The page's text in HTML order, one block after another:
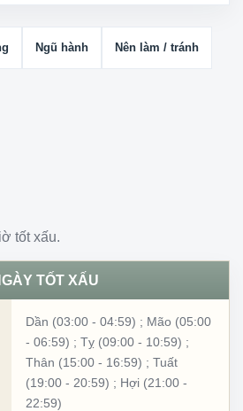
Ngũ hành Nên làm / tránh
tốt xấu.
TỐT XẤU
Dần (03:00 - 04:59) ; Mão (05:00
- 06:59) ; Tỵ (09:00 - 10:59) ;
Thân (15:00 - 16:59) ; Tuất
(19:00 - 20:59) ; Hợi (21:00 -
22:59)